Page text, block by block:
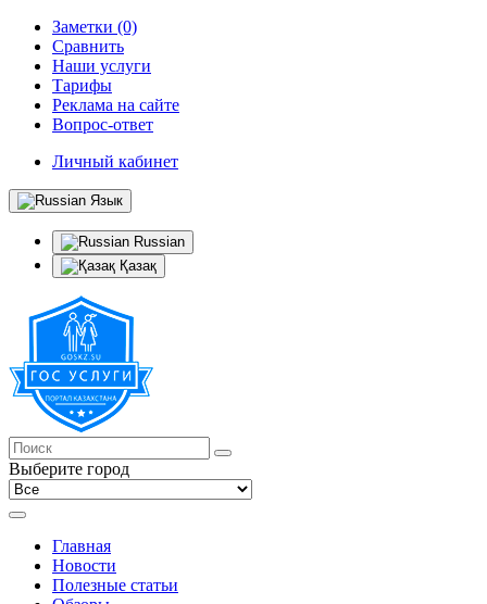
Заметки (0)
Сравнить
Наши услуги
Тарифы
Реклама на сайте
Вопрос-ответ
Личный кабинет
Язык
Russian
Қазақ
Выберите город
Главная
Новости
Полезные статьи